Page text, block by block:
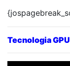
Tecnologia